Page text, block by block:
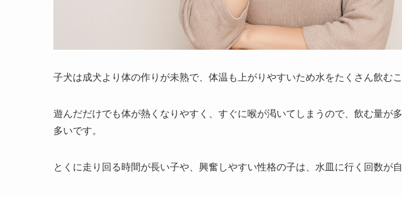
子犬は成犬より体の作りが未熟で、体温も上がりやすいため水をたくさん飲むこ
遊んだだけでも体が熱くなりやすく、すぐに喉が渇いてしまうので、飲む量が
多いです。
とくに走り回る時間が長い子や、興奮しやすい性格の子は、水皿に行く回数が自